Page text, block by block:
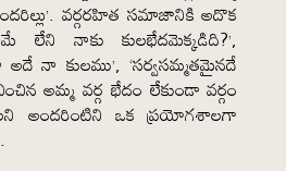
వర్గరహిత సమాజానికి అదొక
లేని నాకు కులభేదమెక్కడిది?’,
అదే నా కులము’, ‘సర్వసమ్మతమైనదే
అమ్మ వర్గ భేదం లేకుండా వర్గం
అందరింటిని ఒక ప్రయోగశాలగా